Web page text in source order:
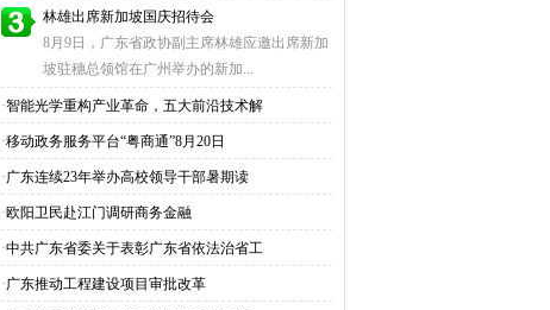
林雄出席新加坡国庆招待会
8月9日，广东省政协副主席林雄应邀出席新加
坡驻穗总领馆在广州举办的新加...
·智能光学重构产业革命，五大前沿技术解
·移动政务服务平台“粤商通”8月20日
·广东连续23年举办高校领导干部暑期读
·欧阳卫民赴江门调研商务金融
·中共广东省委关于表彰广东省依法治省工
·广东推动工程建设项目审批改革